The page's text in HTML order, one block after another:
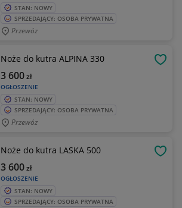
STAN: NOWY
SPRZEDAJĄCY: OSOBA PRYWATNA
Przewóz
Noże do kutra ALPINA 330
OGŁOSZENIE
3 600zł
STAN: NOWY
SPRZEDAJĄCY: OSOBA PRYWATNA
Przewóz
Noże do kutra LASKA 500
OGŁOSZENIE
3 600zł
STAN: NOWY
SPRZEDAJĄCY: OSOBA PRYWATNA